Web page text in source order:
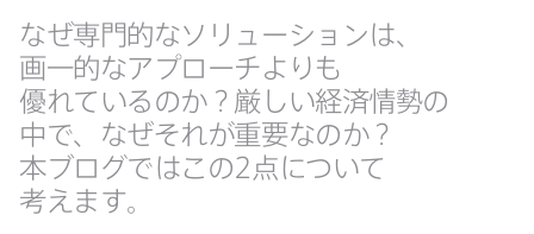
なぜ​専門的な​ソリューションは、​
画一的な​アプローチよりも​
優れているのか？​厳しい​経済情勢の​
中で、​なぜ​それが​重要なのか？​
本ブログでは​この2 点に​ついて​
考えます。